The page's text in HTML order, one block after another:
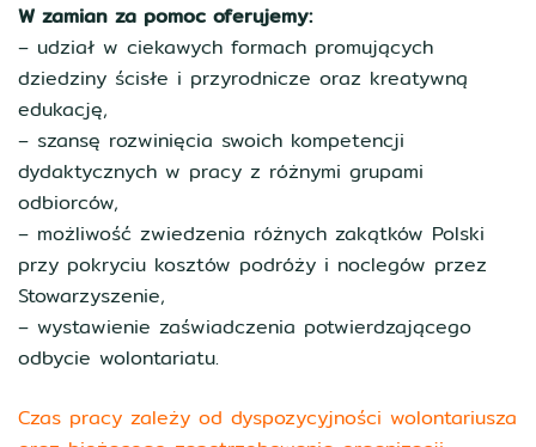
W zamian za pomoc oferujemy:
– udział w ciekawych formach promujących
dziedziny ścisłe i przyrodnicze oraz kreatywną
edukację,
– szansę rozwinięcia swoich kompetencji
dydaktycznych w pracy z różnymi grupami
odbiorców,
– możliwość zwiedzenia różnych zakątków Polski
przy pokryciu kosztów podróży i noclegów przez
Stowarzyszenie,
– wystawienie zaświadczenia potwierdzającego
odbycie wolontariatu.
Czas pracy zależy od dyspozycyjności wolontariusza